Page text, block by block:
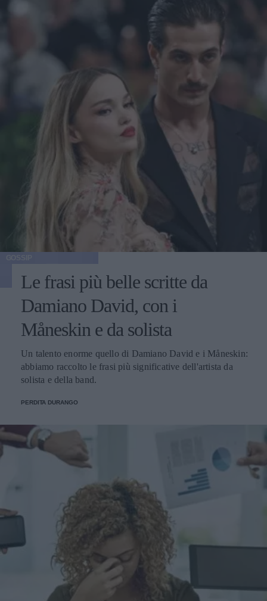
Le frasi più belle scritte da
Damiano David, con i
Måneskin e da solista
Un talento enorme quello di Damiano David e i Måneskin:
abbiamo raccolto le frasi più significative dell'artista da
solista e della band.
PERDITA DURANGO